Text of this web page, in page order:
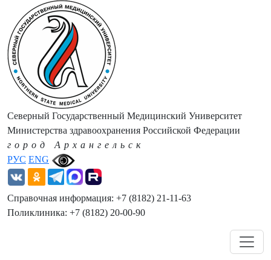
РУС ENG
Северный Государственный Медицинский Университет
Министерства здравоохранения Российской Федерации
город Архангельск
Справочная информация: +7 (8182) 21-11-63
Поликлиника: +7 (8182) 20-00-90